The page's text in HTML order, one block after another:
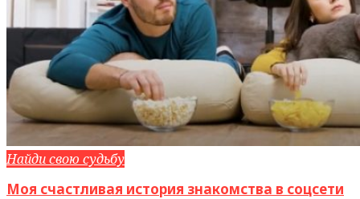
Найди свою судьбу
Моя счастливая история знакомства в соцсети